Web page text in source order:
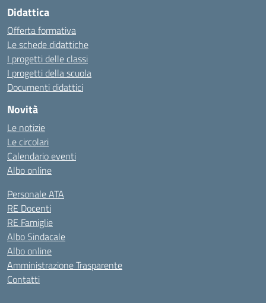
Didattica
Offerta formativa
Le schede didattiche
I progetti delle classi
I progetti della scuola
Documenti didattici
Novità
Le notizie
Le circolari
Calendario eventi
Albo online
Personale ATA
RE Docenti
RE Famiglie
Albo Sindacale
Albo online
Amministrazione Trasparente
Contatti